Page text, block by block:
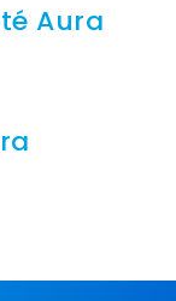
Aura